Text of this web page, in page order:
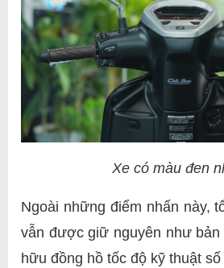
Xe có màu đen
Ngoài những điểm nhấn này,
vẫn được giữ nguyên như
hữu đồng hồ tốc độ kỹ thuật